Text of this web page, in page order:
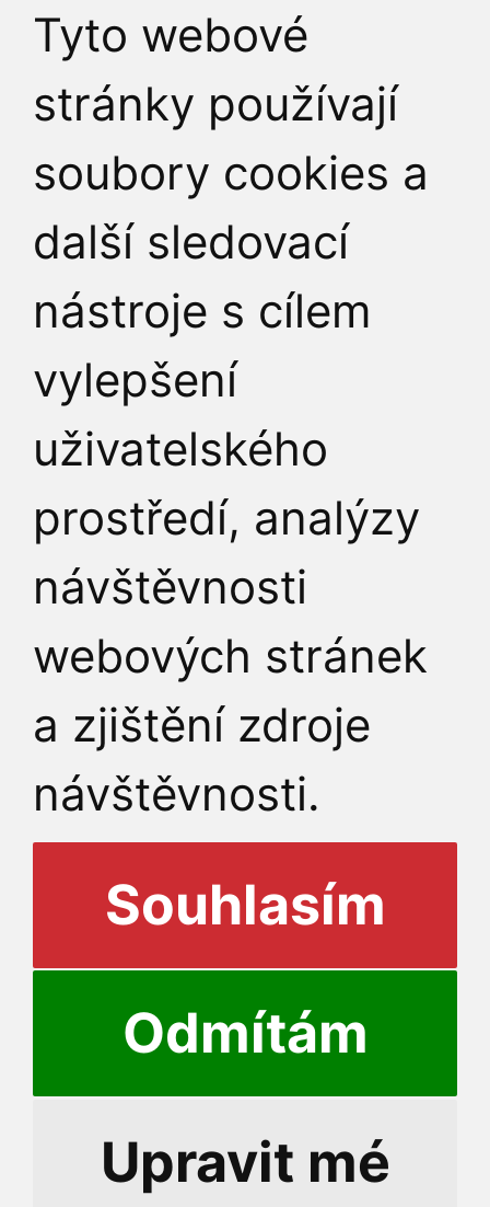
Tyto webové
stránky používají
soubory cookies a
další sledovací
nástroje s cílem
vylepšení
uživatelského
prostředí, analýzy
návštěvnosti
webových stránek
a zjištění zdroje
návštěvnosti.
Souhlasím
Odmítám
Upravit mé
DIČ: CZ00216208
JAK K NÁM
Přihlášení do